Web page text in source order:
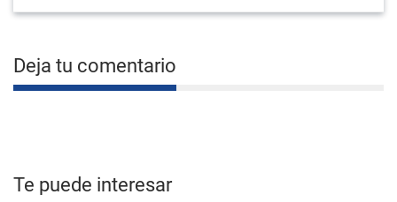
Deja tu comentario
Te puede interesar